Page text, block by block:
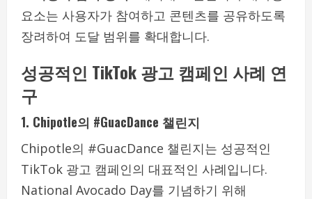
요소는 사용자가 참여하고 콘텐츠를 공유하도록
장려하여 도달 범위를 확대합니다.
성공적인 TikTok 광고 캠페인 사례 연
구
1. Chipotle의 #GuacDance 챌린지
Chipotle의 #GuacDance 챌린지는 성공적인
TikTok 광고 캠페인의 대표적인 사례입니다.
National Avocado Day를 기념하기 위해